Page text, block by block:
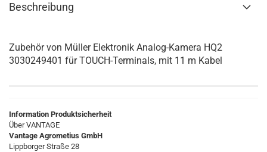
Beschreibung
Zubehör von Müller Elektronik Analog-Kamera HQ2
3030249401 für TOUCH-Terminals, mit 11 m Kabel
Information Produktsicherheit
Über VANTAGE
Vantage Agrometius GmbH
Lippborger Straße 28